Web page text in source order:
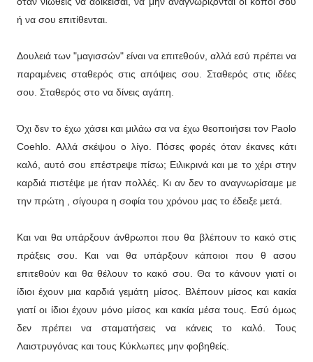
ή να σου επιτίθενται.
Δουλειά των "μαγισσών" είναι να επιτεθούν, αλλά εσύ πρέπει να
παραμένεις σταθερός στις απόψεις σου. Σταθερός στις ιδέες
σου. Σταθερός στο να δίνεις αγάπη.
Όχι δεν το έχω χάσει και μιλάω σα να έχω θεοποιήσει τον Paolo
Coehlo. Αλλά σκέψου ο λίγο. Πόσες φορές όταν έκανες κάτι
καλό, αυτό σου επέστρεψε πίσω; Ειλικρινά και με το χέρι στην
καρδιά πιστέψε με ήταν πολλές. Κι αν δεν το αναγνωρίσαμε με
την πρώτη , σίγουρα η σοφία του χρόνου μας το έδειξε μετά.
Και ναι θα υπάρξουν άνθρωποι που θα βλέπουν το κακό στις
πράξεις σου. Και ναι θα υπάρξουν κάποιοι που θ ασου
επιτεθούν και θα θέλουν το κακό σου. Θα το κάνουν γιατί οι
ίδιοι έχουν μια καρδιά γεμάτη μίσος. Βλέπουν μίσος και κακία
γιατί οι ίδιοι έχουν μόνο μίσος και κακία μέσα τους. Εσύ όμως
δεν πρέπει να σταματήσεις να κάνεις το καλό. Τους
Λαιστρυγόνας και τους Κύκλωπες μην φοβηθείς.